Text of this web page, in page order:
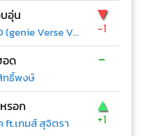
อุ่น
FREEHAND (genie Verse Vol.1)
▼
-1
ด
ทธิ์พงษ์
-
รอก
ft.เกมส์ สุจิตรา
▲
+1